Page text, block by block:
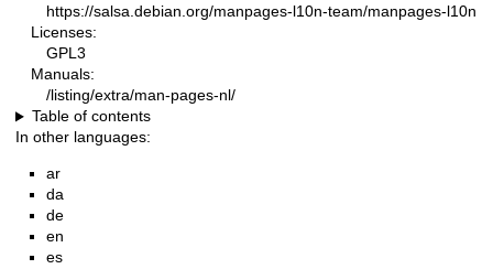
https://salsa.debian.org/manpages-l10n-team/manpages-l10n
Licenses:
GPL3
Manuals:
/listing/extra/man-pages-nl/
Table of contents
In other languages:
ar
da
de
en
es